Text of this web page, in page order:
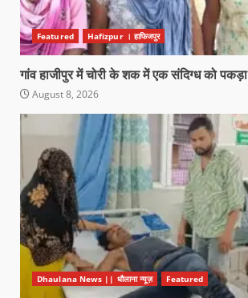
Featured Hafizpur । हाफिजपुर
गांव हाजीपुर में चोरी के शक में एक संदिग्ध को पकड़ा
August 8, 2026
Dhaulana News || धौलाना न्यूज़ Featured